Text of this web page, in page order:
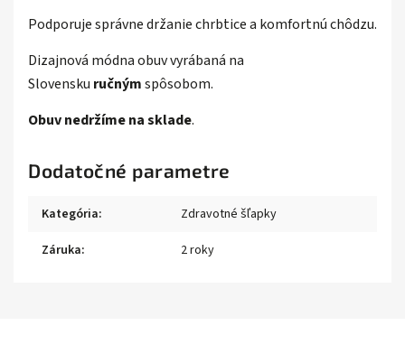
Podporuje správne držanie chrbtice a komfortnú chôdzu.
Dizajnová módna obuv vyrábaná na
Slovensku ručnýmspôsobom.
Obuvnedržíme na sklade.
Dodatočné parametre
Kategória:
Zdravotné šľapky
Záruka: 2 roky